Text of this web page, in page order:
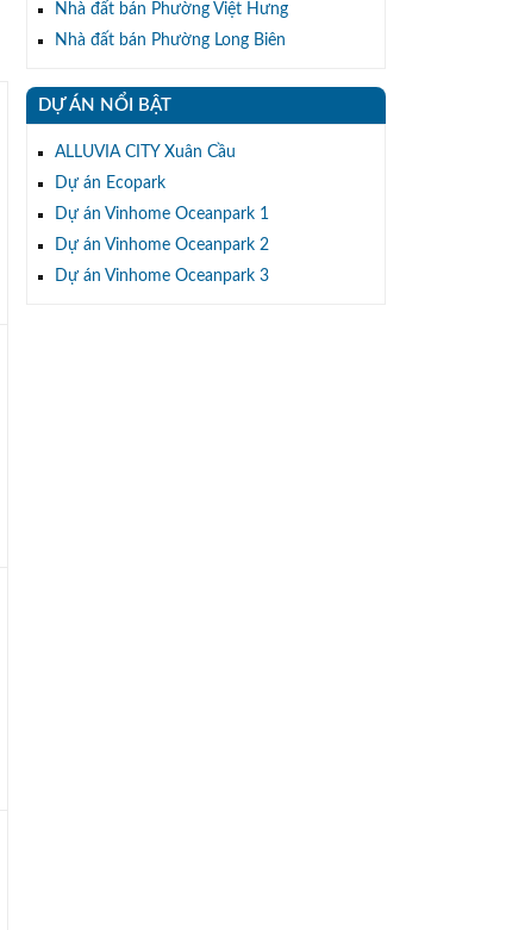
Nhà đất bán Phường Việt Hưng
Nhà đất bán Phường Long Biên
DỰ ÁN NỔI BẬT
ALLUVIA CITY Xuân Cầu
Dự án Ecopark
Dự án Vinhome Oceanpark 1
Dự án Vinhome Oceanpark 2
Dự án Vinhome Oceanpark 3